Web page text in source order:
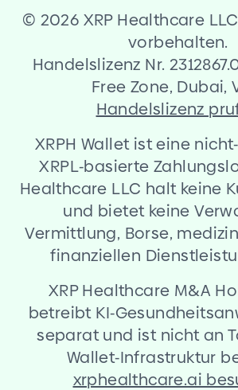
© 2026 XRP Healthcare
vorbehalten.
Handelslizenz Nr.
Free Zone, Dubai,
Handelslizenz
XRPH Wallet ist eine nicht-
XRPL-basierte
Healthcare LLC halt keine
und bietet keine
Vermittlung, Borse,
finanziellen
XRP Healthcare M&A
betreibt KI-
separat und ist nicht an
Wallet-Infrastruktur
xrphealthcare.ai